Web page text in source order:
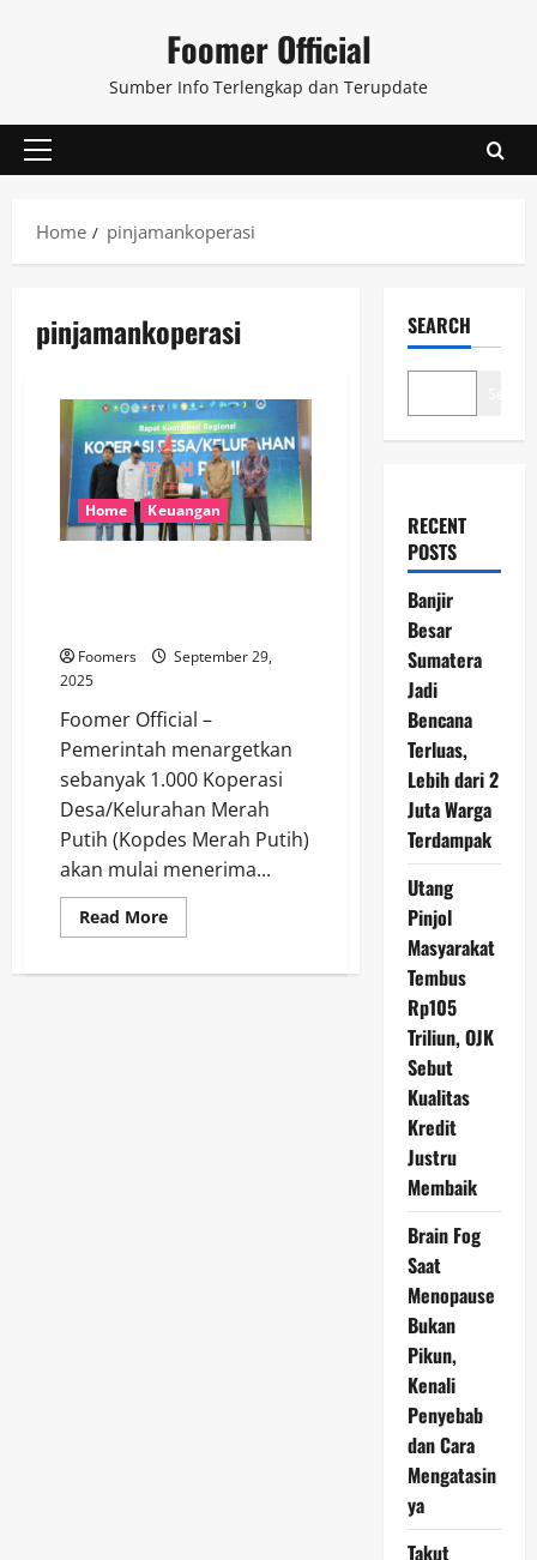
Foomer Official
Sumber Info Terlengkap dan Terupdate
Primary
Home
pinjamankoperasi
pinjamankoperasi
Home Keuangan
Foomers
September 29,
2025
Foomer Official –
Pemerintah menargetkan
sebanyak 1.000 Koperasi
Desa/Kelurahan Merah
Putih (Kopdes Merah Putih)
akan mulai menerima...
Read MoreRead
more
Kopdes
SEARCH
RECENT
POSTS
Banjir
Besar
Sumatera
Jadi
Bencana
Terluas,
Lebih dari 2
Juta Warga
Terdampak
Utang
Pinjol
Masyarakat
Tembus
Rp105
Triliun, OJK
Sebut
Kualitas
Kredit
Justru
Membaik
Brain Fog
Saat
Menopause
Bukan
Pikun,
Kenali
Penyebab
dan Cara
Mengatasin
ya
Takut